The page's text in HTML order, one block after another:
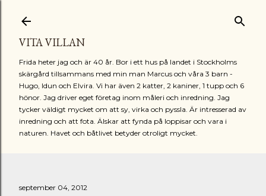
VITA VILLAN
Frida heter jag och är 40 år. Bor i ett hus på landet i Stockholms
skärgård tillsammans med min man Marcus och våra 3 barn -
Hugo, Idun och Elvira. Vi har även 2 katter, 2 kaniner, 1 tupp och 6
hönor. Jag driver eget företag inom måleri och inredning. Jag
tycker väldigt mycket om att sy, virka och pyssla. Är intresserad av
inredning och att fota. Älskar att fynda på loppisar och vara i
naturen. Havet och båtlivet betyder otroligt mycket.
september 04, 2012